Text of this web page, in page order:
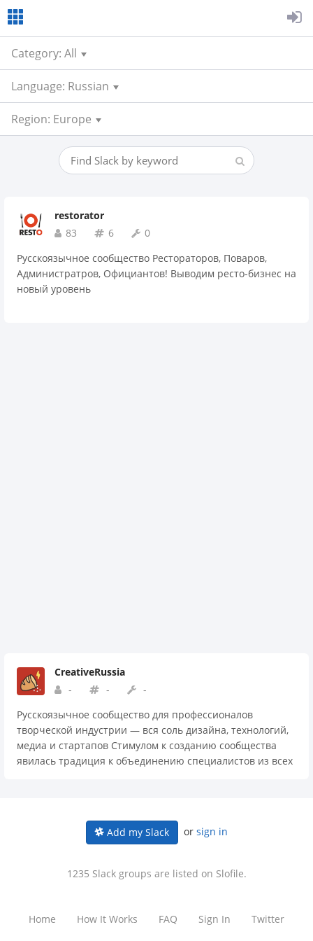
Category: All
Language: Russian
Region: Europe
restorator
83
6
0
Русскоязычное сообщество Рестораторов, Поваров,
Администратров, Официантов! Выводим ресто-бизнес на
новый уровень
CreativeRussia
-
-
-
Русскоязычное сообщество для профессионалов
творческой индустрии — вся соль дизайна, технологий,
медиа и стартапов Стимулом к созданию сообщества
явилась традиция к объединению специалистов из всех
политическими рамками.
Add my Slack or sign in
1235 Slack groups are listed on Slofile.
Home How It Works FAQ Sign In Twitter